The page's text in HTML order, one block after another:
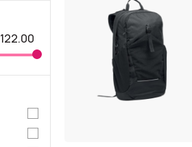
122.00